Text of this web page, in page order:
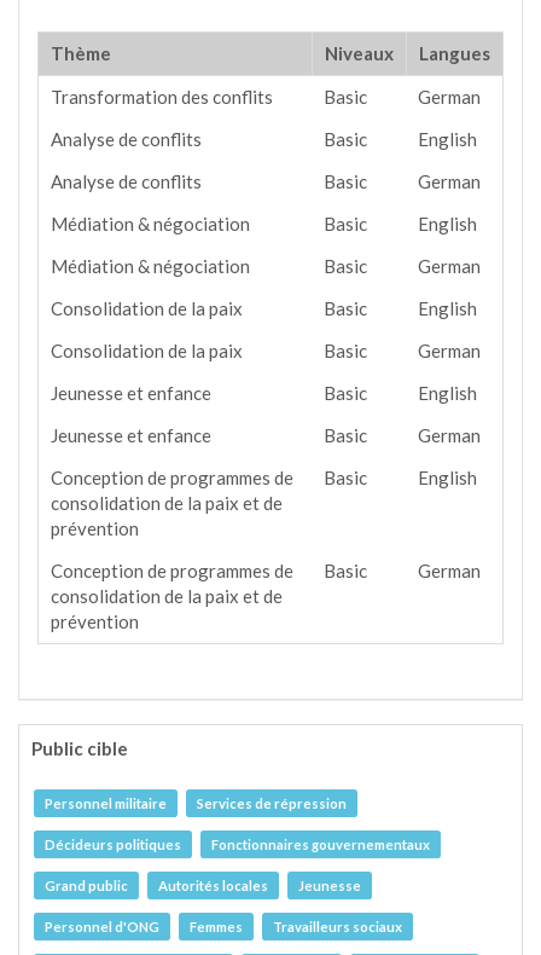
Thème Niveaux
Langues
Transformation des conflits
Basic
German
Analyse de conflits
Basic
English
Analyse de conflits
Basic
German
Médiation & négociation
Basic
English
Médiation & négociation
Basic
German
Consolidation de la paix
Basic
English
Consolidation de la paix
Basic
German
Jeunesse et enfance
Basic
English
Jeunesse et enfance
Basic
German
Conception de programmes de
consolidation de la paix et de
prévention
Basic English
Conception de programmes de
consolidation de la paix et de
prévention
Basic German
Public cible
Personnel militaire Services de répression
Décideurs politiques Fonctionnaires gouvernementaux
Grand public Autorités locales Jeunesse
Personnel d'ONG Femmes Travailleurs sociaux